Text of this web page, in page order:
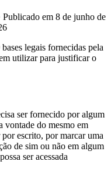
Publicado em 8 de junho de
legais fornecidas pela
utilizar para justificar o
ser fornecido por algum
vontade do mesmo em
escrito, por marcar uma
de sim ou não em algum
ser acessada